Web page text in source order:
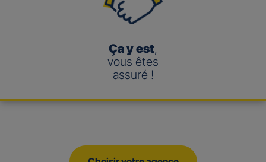
Ça y est,
vous êtes
assuré !